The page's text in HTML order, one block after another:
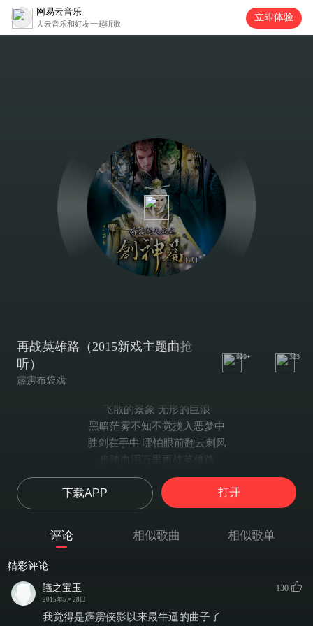
网易云音乐
去云音乐和好友一起听歌
立即体验
再战英雄路（2015新戏主题曲抢
听）
霹雳布袋戏
999+ 363
飞散的景象 无形的巨浪
黑暗茫雾不知不觉揽入恶梦中
胜剑在手中 哪怕眼前翻云刺风
步踏血泪万里再战英雄路
纵使肩背千古罪
踏破魔咒永不回
人痴狂 心汹涌
无情宿命千阻万挡
万里风涌随吾操弄
下载APP 打开
评论 相似歌曲 相似歌单
精彩评论
議之宝玉
2015年5月28日
130
我觉得是霹雳侠影以来最牛逼的曲子了